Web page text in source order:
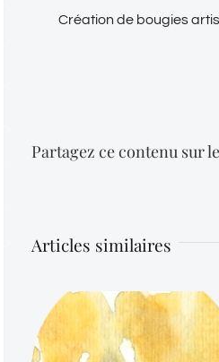
Création de bougies
Partagez ce contenu sur
Articles similaires